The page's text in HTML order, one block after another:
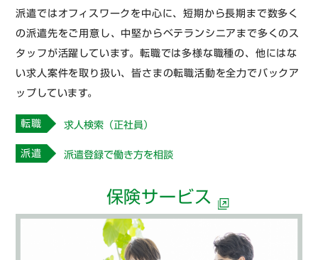
派遣ではオフィスワークを中心に、短期から長期まで数多く
の派遣先をご用意し、中堅からベテランシニアまで多くのス
タッフが活躍しています。転職では多様な職種の、他にはな
い求人案件を取り扱い、皆さまの転職活動を全力でバックア
ップしています。
転職 求人検索（正社員）
派遣 派遣登録で働き方を相談
保険サービス